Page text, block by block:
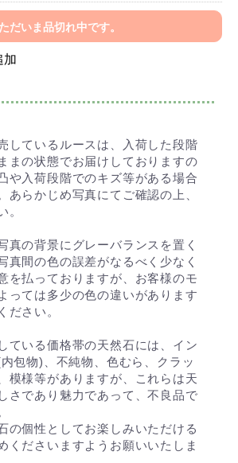
ただいま品切れ中です。
加
しているルースは、入荷した段階
まの状態でお届けしておりますの
や入荷段階でのキズ等がある場合
あらかじめ写真にてご確認の上、
。
真の背景にグレーバランスを置く
真間の色の誤差がなるべく少なく
を払っておりますが、お客様のモ
っては多少の色の違いがあります
ださい。
ている価格帯の天然石には、イン
包物)、不純物、色むら、クラッ
模様等がありますが、これらは天
さであり魅力であって、不良品で
の個性としてお楽しみいただける
くださいますようお願いいたしま